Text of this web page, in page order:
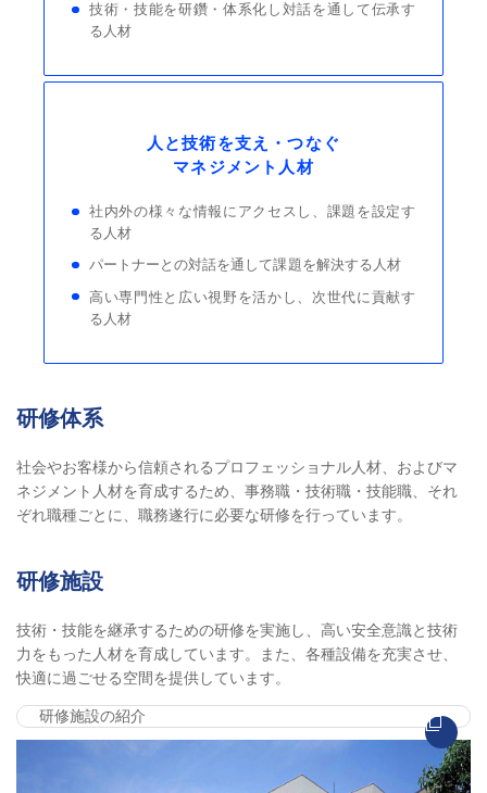
技術・技能を研鑽・体系化し対話を通して伝承す
る人材
人と技術を支え・つなぐ
マネジメント人材
社内外の様々な情報にアクセスし、課題を設定す
る人材
パートナーとの対話を通して課題を解決する人材
高い専門性と広い視野を活かし、次世代に貢献す
る人材
研修体系
社会やお客様から信頼されるプロフェッショナル人材、およびマ
ネジメント人材を育成するため、事務職・技術職・技能職、それ
ぞれ職種ごとに、職務遂行に必要な研修を行っています。
研修施設
技術・技能を継承するための研修を実施し、高い安全意識と技術
力をもった人材を育成しています。また、各種設備を充実させ、
快適に過ごせる空間を提供しています。
研修施設の紹介